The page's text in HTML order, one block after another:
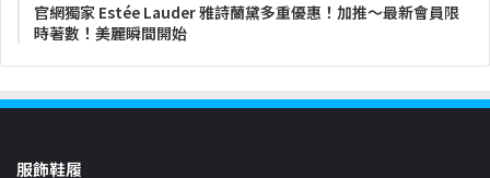
官網獨家 Estée Lauder 雅詩蘭黛多重優惠！加推～最新會員限
時著數！美麗瞬間開始
服飾鞋履